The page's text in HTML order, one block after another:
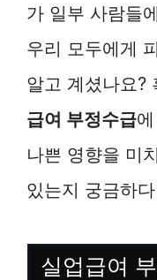
가 일부 사람들
우리 모두에게
알고 계셨나요?
급여 부정수급
나쁜 영향을 미
있는지 궁금하
실업급여